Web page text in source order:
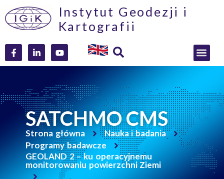
Instytut Geodezji i
Kartografii
SATCHMO CMS
Strona główna
Nauka i badania
Programy badawcze
GEOLAND 2 – ku operacyjnemu
monitorowaniu powierzchni Ziemi